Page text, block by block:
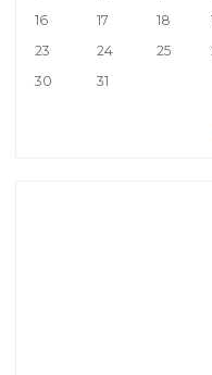
16
17 18
23
24 25
30
31